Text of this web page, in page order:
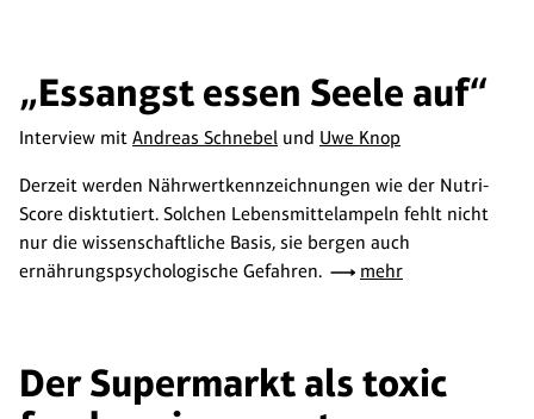
„Essangst essen Seele auf“
Interview mit Andreas Schnebel und Uwe Knop
Derzeit werden Nährwertkennzeichnungen wie der Nutri-
Score disktutiert. Solchen Lebensmittelampeln fehlt nicht
nur die wissenschaftliche Basis, sie bergen auch
ernährungspsychologische Gefahren.
mehr
Der Supermarkt als toxic